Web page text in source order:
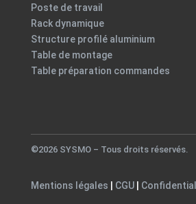
Poste de travail
Rack dynamique
Structure profilé aluminium
Table de montage
Table préparation commandes
©2026 SYSMO – Tous droits réservés.
Mentions légales CGU